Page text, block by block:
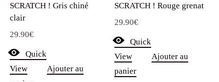
SCRATCH ! Gris chiné
clair
29.90€
Quick
View
Ajouter au
SCRATCH ! Rouge grenat
29.90€
Quick
View
Ajouter au
panier